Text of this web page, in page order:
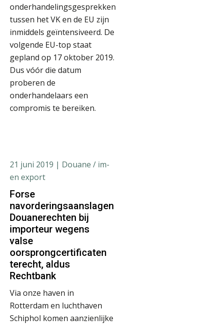
onderhandelingsgesprekken
tussen het VK en de EU zijn
inmiddels geïntensiveerd. De
volgende EU-top staat
gepland op 17 oktober 2019.
Dus vóór die datum
proberen de
onderhandelaars een
compromis te bereiken.
21 juni 2019 | Douane / im-
en export
Forse
navorderingsaanslagen
Douanerechten bij
importeur wegens
valse
oorsprongcertificaten
terecht, aldus
Rechtbank
Via onze haven in
Rotterdam en luchthaven
Schiphol komen aanzienlijke